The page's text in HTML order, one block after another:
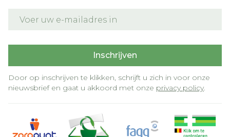
Inschrijven
Door op inschrijven te klikken, schrijft u zich in voor onze
nieuwsbrief en gaat u akkoord met onze privacy policy.